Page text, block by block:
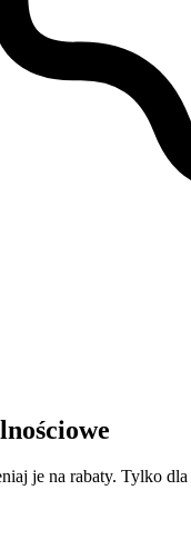
je na rabaty. Tylko dla